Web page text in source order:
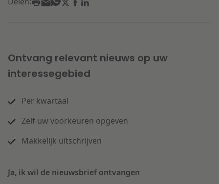
Ontvang relevant nieuws op uw
interessegebied
Per kwartaal
Zelf uw voorkeuren opgeven
Makkelijk uitschrijven
Ja, ik wil de nieuwsbrief ontvangen